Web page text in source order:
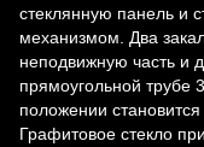
стеклянную панель и
механизмом. Два
неподвижную часть и
прямоугольной трубе
положении
Графитовое стекло